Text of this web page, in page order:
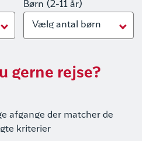
Børn (2-11 år)
Vælg antal børn
gerne rejse?
afgange der matcher de
kriterier